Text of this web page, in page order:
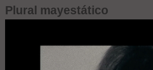
Plural mayestático